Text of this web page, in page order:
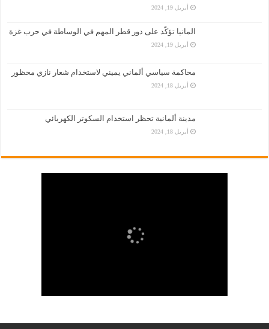
أبريل 19, 2024
المانيا تؤكّد على دور قطر المهم في الوساطة في حرب غزة
أبريل 19, 2024
محاكمة سياسي ألماني يميني لاستخدام شعار نازي محظور
أبريل 18, 2024
مدينة ألمانية تحظر استخدام السكوتر الكهربائي
أبريل 18, 2024